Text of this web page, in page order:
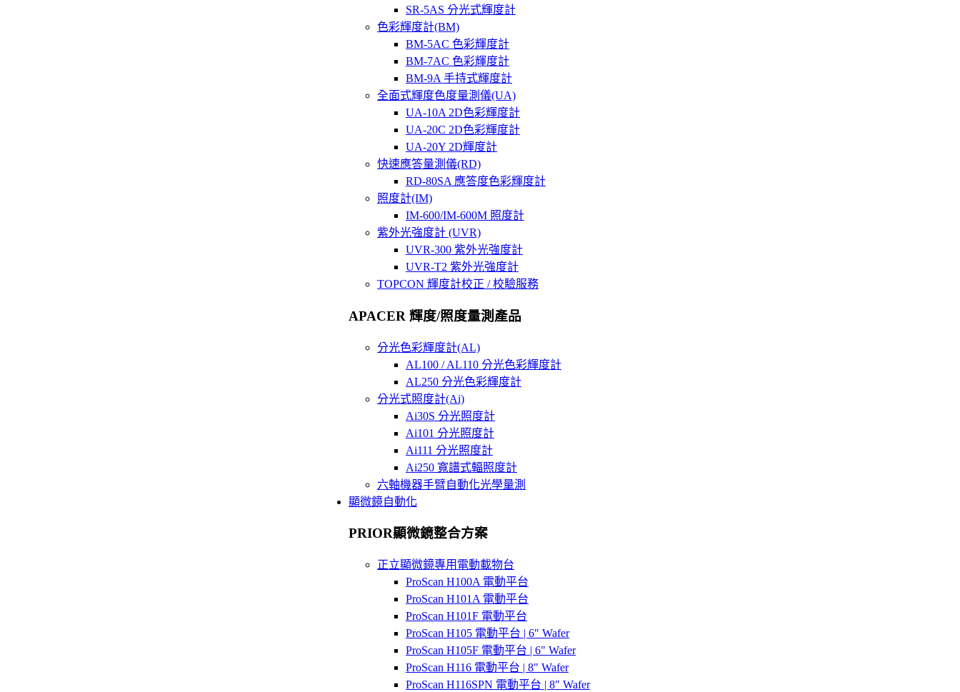
SR-5AS 分光式輝度計
色彩輝度計(BM)
BM-5AC 色彩輝度計
BM-7AC 色彩輝度計
BM-9A 手持式輝度計
全面式輝度色度量測儀(UA)
UA-10A 2D色彩輝度計
UA-20C 2D色彩輝度計
UA-20Y 2D輝度計
快速應答量測儀(RD)
RD-80SA 應答度色彩輝度計
照度計(IM)
IM-600/IM-600M 照度計
紫外光強度計 (UVR)
UVR-300 紫外光強度計
UVR-T2 紫外光強度計
TOPCON 輝度計校正 / 校驗服務
APACER 輝度/照度量測產品
分光色彩輝度計(AL)
AL100 / AL110 分光色彩輝度計
AL250 分光色彩輝度計
分光式照度計(Ai)
Ai30S 分光照度計
Ai101 分光照度計
Ai111 分光照度計
Ai250 寬譜式輻照度計
六軸機器手臂自動化光學量測
顯微鏡自動化
PRIOR顯微鏡整合方案
正立顯微鏡專用電動載物台
ProScan H100A 電動平台
ProScan H101A 電動平台
ProScan H101F 電動平台
ProScan H105 電動平台 | 6" Wafer
ProScan H105F 電動平台 | 6" Wafer
ProScan H116 電動平台 | 8" Wafer
ProScan H116SPN 電動平台 | 8" Wafer